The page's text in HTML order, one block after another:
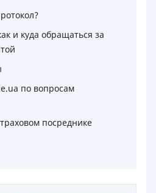
и куда обращаться за
по вопросам
посреднике